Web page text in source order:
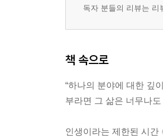
독자 분들의 리뷰는
책 속으로
“하나의 분야에 대한 깊
부라면 그 삶은 너무나
인생이라는 제한된 시간